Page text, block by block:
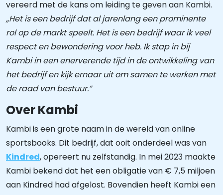
vereerd met de kans om leiding te geven aan Kambi.
,,Het is een bedrijf dat al jarenlang een prominente
rol op de markt speelt. Het is een bedrijf waar ik veel
respect en bewondering voor heb. Ik stap in bij
Kambi in een enerverende tijd in de ontwikkeling van
het bedrijf en kijk ernaar uit om samen te werken met
de raad van bestuur.”
Over Kambi
Kambi is een grote naam in de wereld van online
sportsbooks. Dit bedrijf, dat ooit onderdeel was van
Kindred, opereert nu zelfstandig. In mei 2023 maakte
Kambi bekend dat het een obligatie van € 7,5 miljoen
aan Kindred had afgelost. Bovendien heeft Kambi een